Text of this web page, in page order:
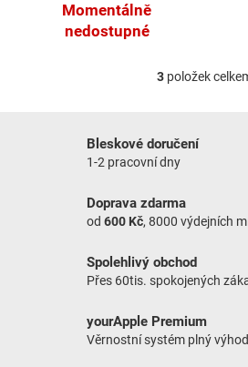
Momentálně
nedostupné
3položek
Bleskové doručení
1-2 pracovní dny
Doprava zdarma
od 600 Kč, 8000 výdejních
Spolehlivý obchod
Přes 60tis. spokojených
yourApple Premium
Věrnostní systém plný výhod